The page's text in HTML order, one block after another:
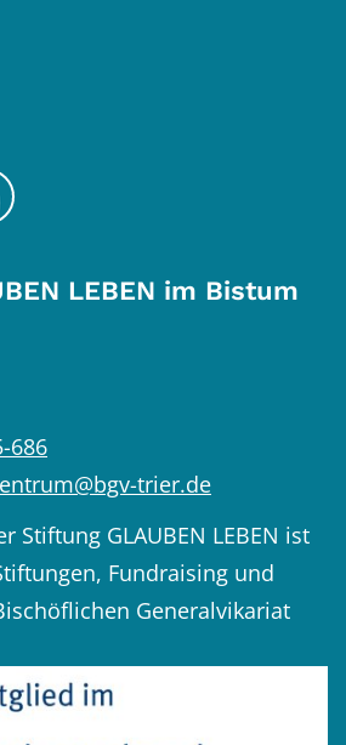
auf Instragram
Trier auf Facebook
Bistum Trier auf YouTube
LEBEN im Bistum
686
trier.de
Stiftung GLAUBEN LEBEN ist
Fundraising und
Generalvikariat